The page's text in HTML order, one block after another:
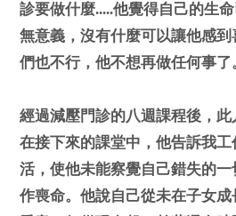
診要做什麼.....他覺得自己的生
無意義，沒有什麼可以讓他感
們也不行，他不想再做任何事了
經過減壓門診的八週課程後，此
在接下來的課堂中，他告訴我
活，使他未能察覺自己錯失的
作喪命。他說自己從未在子女